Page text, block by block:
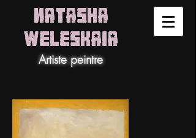
NATASHA
WELESKAIA
Artiste peintre